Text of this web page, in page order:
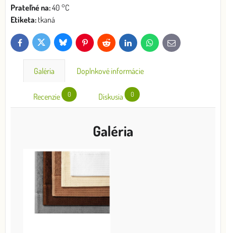
Prateľné na:40 °C
Etiketa: tkaná
FacebookTwitter Bluesky PinterestReddit LinkedInWhatsApp
E-
mail
Galéria Doplnkové informácie
Recenzie 0 Diskusia 0
Galéria